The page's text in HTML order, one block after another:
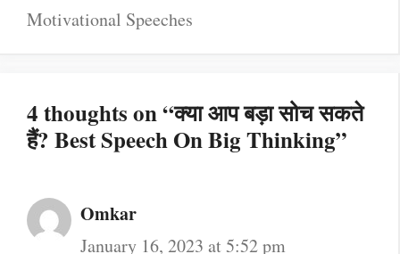
Motivational Speeches
4 thoughts on “क्या आप बड़ा सोच सकते
हैं? Best Speech On Big Thinking”
Omkar
January 16, 2023 at 5:52 pm